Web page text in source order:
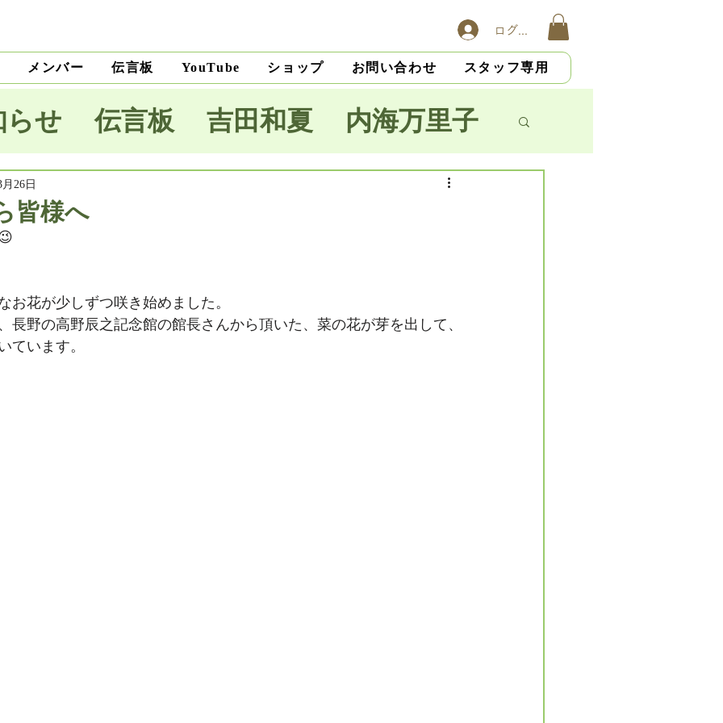
ログイン
メンバー 伝言板 YouTube ショップ お問い合わせ スタッフ専用
らせ 伝言板 吉田和夏 内海万里子
菜
子
将生 大野隆 石川和男 大杉光恵
皆様へ
26日
お花が少しずつ咲き始めました。
長野の高野辰之記念館の館長さんから頂いた、菜の花が芽を出して、
ています。